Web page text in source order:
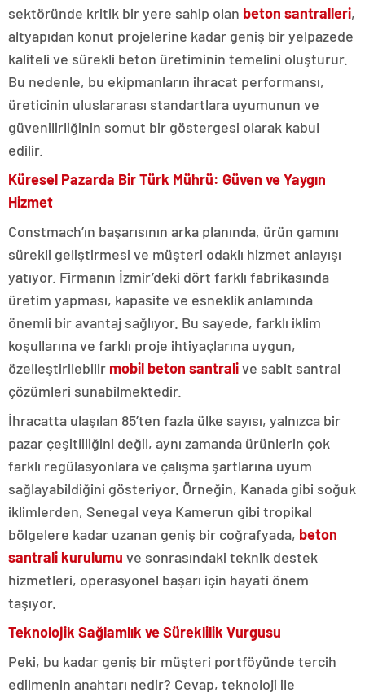
sektöründe kritik bir yere sahip olan beton santralleri,
altyapıdan konut projelerine kadar geniş bir yelpazede
kaliteli ve sürekli beton üretiminin temelini oluşturur.
Bu nedenle, bu ekipmanların ihracat performansı,
üreticinin uluslararası standartlara uyumunun ve
güvenilirliğinin somut bir göstergesi olarak kabul
edilir.
Küresel Pazarda Bir Türk Mührü: Güven ve Yaygın
Hizmet
Constmach’ın başarısının arka planında, ürün gamını
sürekli geliştirmesi ve müşteri odaklı hizmet anlayışı
yatıyor. Firmanın İzmir’deki dört farklı fabrikasında
üretim yapması, kapasite ve esneklik anlamında
önemli bir avantaj sağlıyor. Bu sayede, farklı iklim
koşullarına ve farklı proje ihtiyaçlarına uygun,
özelleştirilebilir mobil beton santralive sabit santral
çözümleri sunabilmektedir.
İhracatta ulaşılan 85’ten fazla ülke sayısı, yalnızca bir
pazar çeşitliliğini değil, aynı zamanda ürünlerin çok
farklı regülasyonlara ve çalışma şartlarına uyum
sağlayabildiğini gösteriyor. Örneğin, Kanada gibi soğuk
iklimlerden, Senegal veya Kamerun gibi tropikal
bölgelere kadar uzanan geniş bir coğrafyada, beton
santrali kurulumu ve sonrasındaki teknik destek
hizmetleri, operasyonel başarı için hayati önem
taşıyor.
Teknolojik Sağlamlık ve Süreklilik Vurgusu
Peki, bu kadar geniş bir müşteri portföyünde tercih
edilmenin anahtarı nedir? Cevap, teknoloji ile